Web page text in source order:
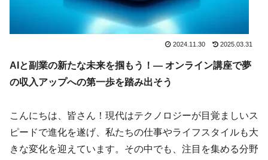
2024.11.30 2025.03.31
AIと副業の新たな未来を掴もう！― オンライン講座で夢
の収入アップへの第一歩を踏み出そう
こんにちは、皆さん！現代はテクノロジーが目覚ましいス
ピードで進化を遂げ、私たちの仕事やライフスタイルも大
きな変化を迎えています。その中でも、注目を集める分野